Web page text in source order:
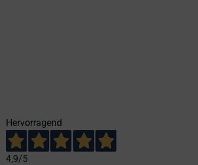
Hervorragend
4,9/5